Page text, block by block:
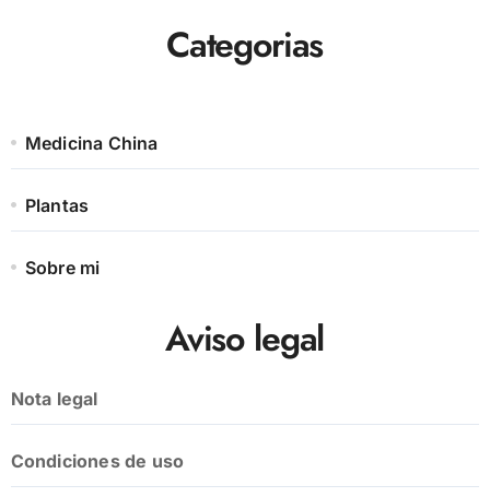
Categorias
Medicina China
Plantas
Sobre mi
Aviso legal
Nota legal
Condiciones de uso